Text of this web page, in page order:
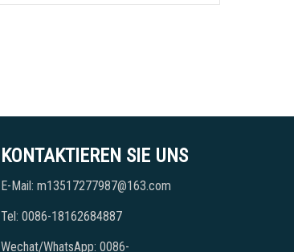
KONTAKTIEREN SIE UNS
E-Mail: m13517277987@163.com
Tel: 0086-18162684887
Wechat/WhatsApp: 0086-